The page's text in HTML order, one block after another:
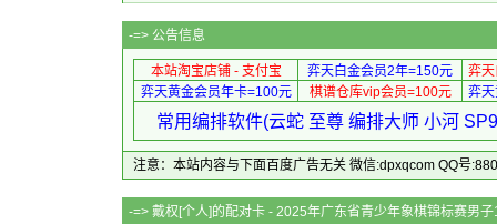
-=> 公告信息
本站淘宝店铺 - 支付宝 弈天白金会员2年=150元
弈
弈天黄金会员年卡=100元
棋谱仓库vip会员=100元 弈
常用编排软件(云蛇 至尊 编排大师 小河
注意：本站内容与下面百度广告无关 微信:dpxqcom QQ号
-=> 戴权[个人]的配对卡 - 2025年广东